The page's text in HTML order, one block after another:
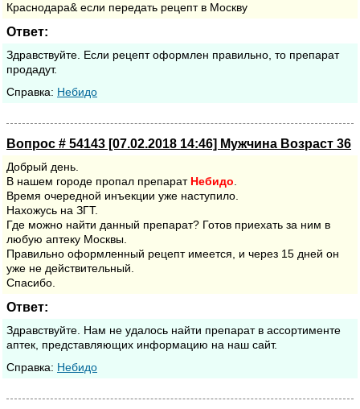
Краснодара& если передать рецепт в Москву
Ответ:
Здравствуйте. Если рецепт оформлен правильно, то препарат
продадут.
Cправка: Небидо
Вопрос # 54143 [07.02.2018 14:46] Мужчина Возраст 36
Добрый день.
В нашем городе пропал препарат Небидо
Время очередной инъекции уже наступило.
Нахожусь на ЗГТ.
Где можно найти данный препарат? Готов приехать за ним в
любую аптеку Москвы.
Правильно оформленный рецепт имеется, и через 15 дней он
уже не действительный.
Спасибо.
Ответ:
Здравствуйте. Нам не удалось найти препарат в ассортименте
аптек, представляющих информацию на наш сайт.
Cправка: Небидо